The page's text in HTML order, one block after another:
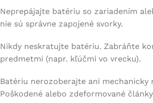
Neprepájajte batériu so zariadením
nie sú správne zapojené svorky.
Nikdy neskratujte batériu. Zabráňte
predmetmi (napr. kľúčmi vo vrecku).
Batériu nerozoberajte ani mechanicky
Poškodené alebo zdeformované